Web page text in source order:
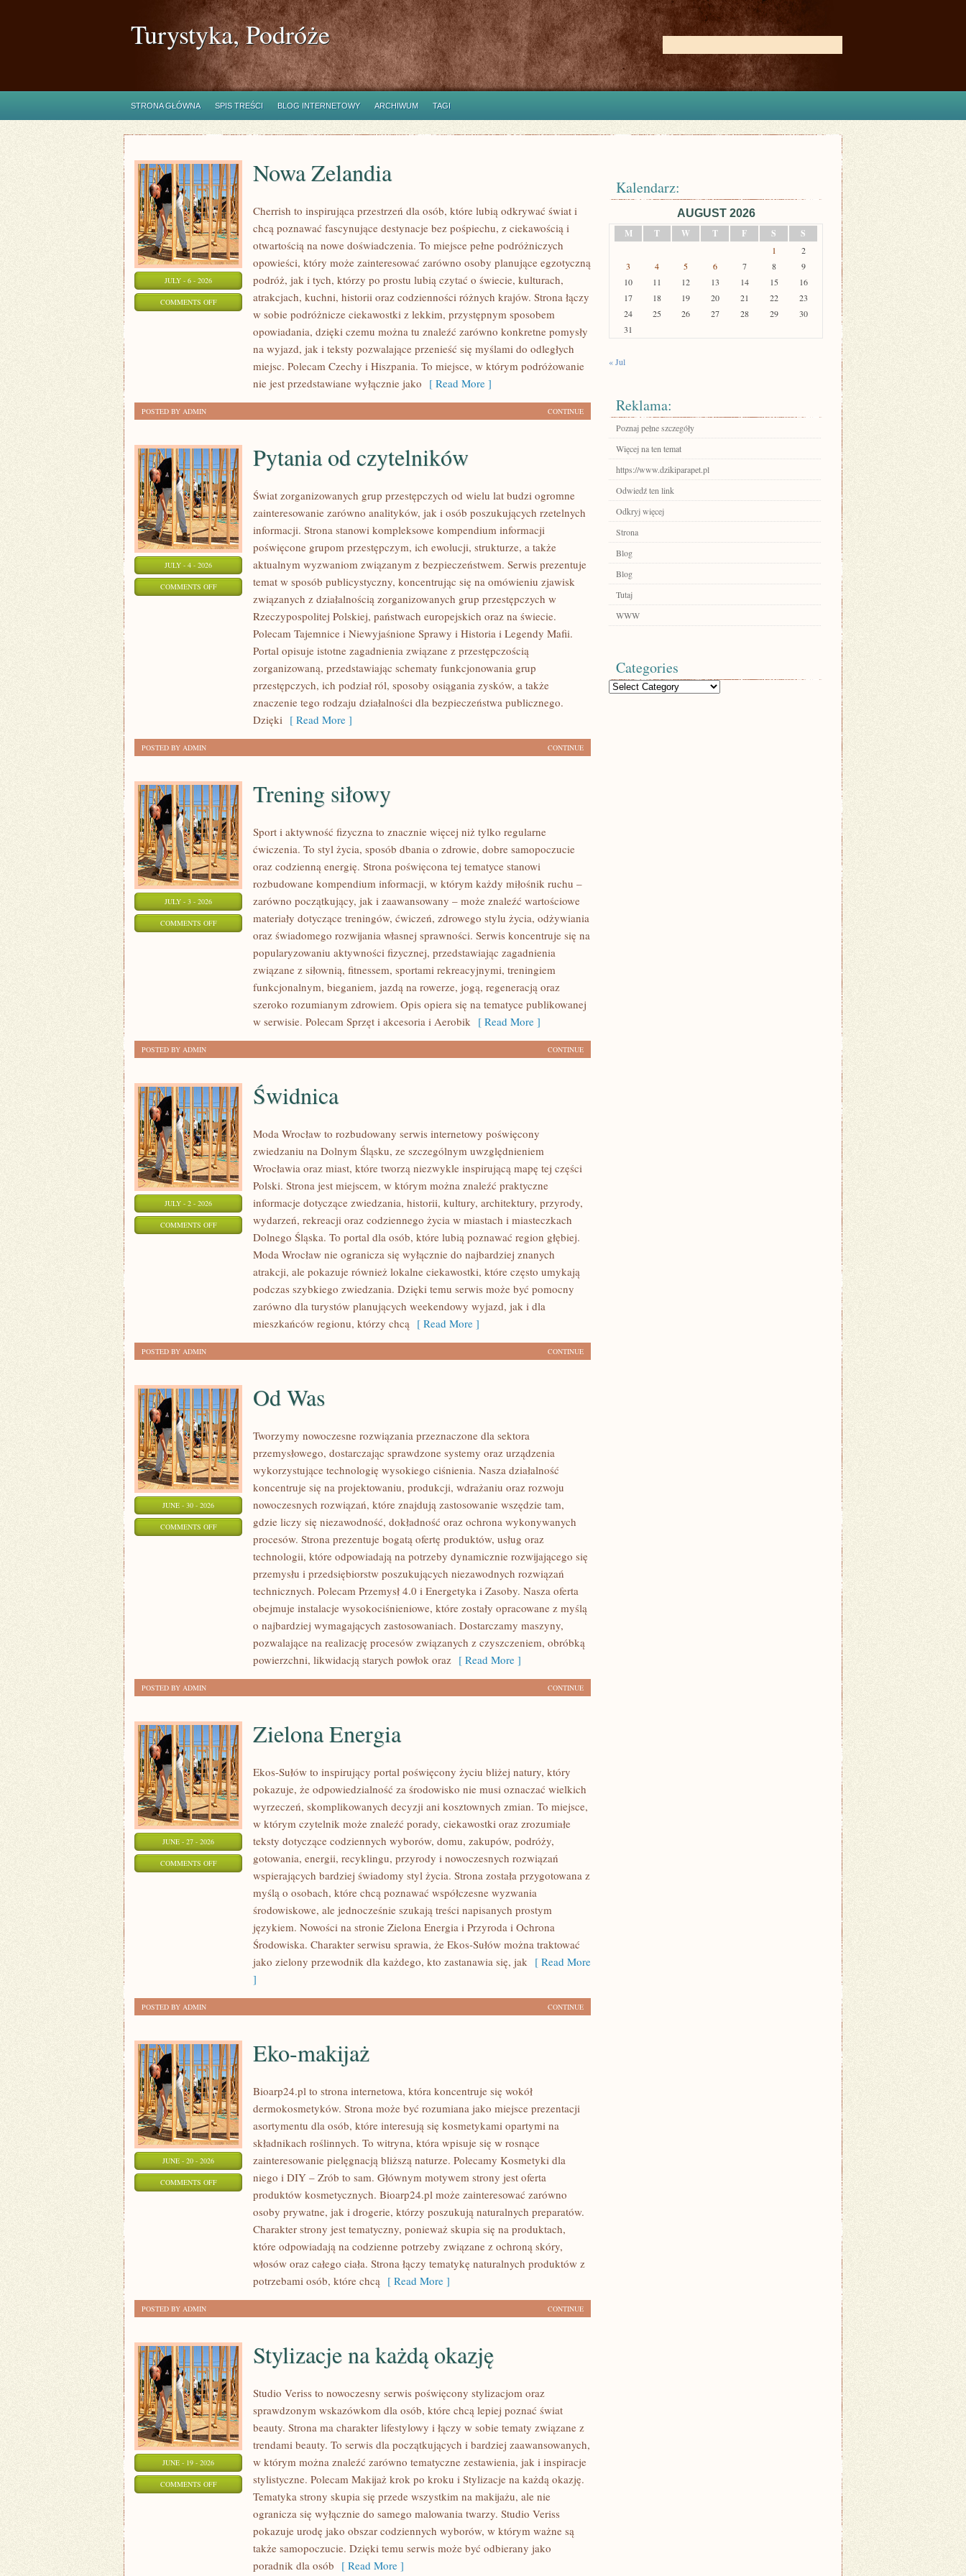
Turystyka, Podróże
STRONA GŁÓWNA SPIS TREŚCI BLOG INTERNETOWY ARCHIWUM TAGI
JULY - 6 - 2026
COMMENTS OFFON
Nowa Zelandia
Cherrish to inspirująca przestrzeń dla osób, które lubią odkrywać świat i
chcą poznawać fascynujące destynacje bez pośpiechu, z ciekawością i
otwartością na nowe doświadczenia. To miejsce pełne podróżniczych
opowieści, który może zainteresować zarówno osoby planujące egzotyczną
podróż, jak i tych, którzy po prostu lubią czytać o świecie, kulturach,
atrakcjach, kuchni, historii oraz codzienności różnych krajów. Strona łączy
w sobie podróżnicze ciekawostki z lekkim, przystępnym sposobem
opowiadania, dzięki czemu można tu znaleźć zarówno konkretne pomysły
na wyjazd, jak i teksty pozwalające przenieść się myślami do odległych
miejsc. Polecam Czechy i Hiszpania. To miejsce, w którym podróżowanie
nie jest przedstawiane wyłącznie jako [ Read More ]
CONTINUE
POSTED BY ADMIN
JULY - 4 - 2026
COMMENTS OFFON
CZYTELNIKÓW
Pytania od czytelników
Świat zorganizowanych grup przestępczych od wielu lat budzi ogromne
zainteresowanie zarówno analityków, jak i osób poszukujących rzetelnych
informacji. Strona stanowi kompleksowe kompendium informacji
poświęcone grupom przestępczym, ich ewolucji, strukturze, a także
aktualnym wyzwaniom związanym z bezpieczeństwem. Serwis prezentuje
temat w sposób publicystyczny, koncentrując się na omówieniu zjawisk
związanych z działalnością zorganizowanych grup przestępczych w
Rzeczypospolitej Polskiej, państwach europejskich oraz na świecie.
Polecam Tajemnice i Niewyjaśnione Sprawy i Historia i Legendy Mafii.
Portal opisuje istotne zagadnienia związane z przestępczością
zorganizowaną, przedstawiając schematy funkcjonowania grup
przestępczych, ich podział ról, sposoby osiągania zysków, a także
znaczenie tego rodzaju działalności dla bezpieczeństwa publicznego.
Dzięki [ Read More ]
CONTINUE
POSTED BY ADMIN
JULY - 3 - 2026
COMMENTS OFFON
Trening siłowy
Sport i aktywność fizyczna to znacznie więcej niż tylko regularne
ćwiczenia. To styl życia, sposób dbania o zdrowie, dobre samopoczucie
oraz codzienną energię. Strona poświęcona tej tematyce stanowi
rozbudowane kompendium informacji, w którym każdy miłośnik ruchu –
zarówno początkujący, jak i zaawansowany – może znaleźć wartościowe
materiały dotyczące treningów, ćwiczeń, zdrowego stylu życia, odżywiania
oraz świadomego rozwijania własnej sprawności. Serwis koncentruje się na
popularyzowaniu aktywności fizycznej, przedstawiając zagadnienia
związane z siłownią, fitnessem, sportami rekreacyjnymi, treningiem
funkcjonalnym, bieganiem, jazdą na rowerze, jogą, regeneracją oraz
szeroko rozumianym zdrowiem. Opis opiera się na tematyce publikowanej
w serwisie. Polecam Sprzęt i akcesoria i Aerobik [ Read More ]
CONTINUE
POSTED BY ADMIN
JULY - 2 - 2026
COMMENTS OFFON
Świdnica
Moda Wrocław to rozbudowany serwis internetowy poświęcony
zwiedzaniu na Dolnym Śląsku, ze szczególnym uwzględnieniem
Wrocławia oraz miast, które tworzą niezwykle inspirującą mapę tej części
Polski. Strona jest miejscem, w którym można znaleźć praktyczne
informacje dotyczące zwiedzania, historii, kultury, architektury, przyrody,
wydarzeń, rekreacji oraz codziennego życia w miastach i miasteczkach
Dolnego Śląska. To portal dla osób, które lubią poznawać region głębiej.
Moda Wrocław nie ogranicza się wyłącznie do najbardziej znanych
atrakcji, ale pokazuje również lokalne ciekawostki, które często umykają
podczas szybkiego zwiedzania. Dzięki temu serwis może być pomocny
zarówno dla turystów planujących weekendowy wyjazd, jak i dla
mieszkańców regionu, którzy chcą [ Read More ]
CONTINUE
POSTED BY ADMIN
JUNE - 30 - 2026
COMMENTS OFFON
Od Was
Tworzymy nowoczesne rozwiązania przeznaczone dla sektora
przemysłowego, dostarczając sprawdzone systemy oraz urządzenia
wykorzystujące technologię wysokiego ciśnienia. Nasza działalność
koncentruje się na projektowaniu, produkcji, wdrażaniu oraz rozwoju
nowoczesnych rozwiązań, które znajdują zastosowanie wszędzie tam,
gdzie liczy się niezawodność, dokładność oraz ochrona wykonywanych
procesów. Strona prezentuje bogatą ofertę produktów, usług oraz
technologii, które odpowiadają na potrzeby dynamicznie rozwijającego się
przemysłu i przedsiębiorstw poszukujących niezawodnych rozwiązań
technicznych. Polecam Przemysł 4.0 i Energetyka i Zasoby. Nasza oferta
obejmuje instalacje wysokociśnieniowe, które zostały opracowane z myślą
o najbardziej wymagających zastosowaniach. Dostarczamy maszyny,
pozwalające na realizację procesów związanych z czyszczeniem, obróbką
powierzchni, likwidacją starych powłok oraz [ Read More ]
CONTINUE
POSTED BY ADMIN
JUNE - 27 - 2026
COMMENTS OFFON
Zielona Energia
Ekos-Sułów to inspirujący portal poświęcony życiu bliżej natury, który
pokazuje, że odpowiedzialność za środowisko nie musi oznaczać wielkich
wyrzeczeń, skomplikowanych decyzji ani kosztownych zmian. To miejsce,
w którym czytelnik może znaleźć porady, ciekawostki oraz zrozumiałe
teksty dotyczące codziennych wyborów, domu, zakupów, podróży,
gotowania, energii, recyklingu, przyrody i nowoczesnych rozwiązań
wspierających bardziej świadomy styl życia. Strona została przygotowana z
myślą o osobach, które chcą poznawać współczesne wyzwania
środowiskowe, ale jednocześnie szukają treści napisanych prostym
językiem. Nowości na stronie Zielona Energia i Przyroda i Ochrona
Środowiska. Charakter serwisu sprawia, że Ekos-Sułów można traktować
jako zielony przewodnik dla każdego, kto zastanawia się, jak [ Read More
]
CONTINUE
POSTED BY ADMIN
JUNE - 20 - 2026
COMMENTS OFFON
Eko-makijaż
Bioarp24.pl to strona internetowa, która koncentruje się wokół
dermokosmetyków. Strona może być rozumiana jako miejsce prezentacji
asortymentu dla osób, które interesują się kosmetykami opartymi na
składnikach roślinnych. To witryna, która wpisuje się w rosnące
zainteresowanie pielęgnacją bliższą naturze. Polecamy Kosmetyki dla
niego i DIY – Zrób to sam. Głównym motywem strony jest oferta
produktów kosmetycznych. Bioarp24.pl może zainteresować zarówno
osoby prywatne, jak i drogerie, którzy poszukują naturalnych preparatów.
Charakter strony jest tematyczny, ponieważ skupia się na produktach,
które odpowiadają na codzienne potrzeby związane z ochroną skóry,
włosów oraz całego ciała. Strona łączy tematykę naturalnych produktów z
potrzebami osób, które chcą [ Read More ]
CONTINUE
POSTED BY ADMIN
JUNE - 19 - 2026
COMMENTS OFFON
STYLIZACJE
Stylizacje na każdą okazję
Studio Veriss to nowoczesny serwis poświęcony stylizacjom oraz
sprawdzonym wskazówkom dla osób, które chcą lepiej poznać świat
beauty. Strona ma charakter lifestylowy i łączy w sobie tematy związane z
trendami beauty. To serwis dla początkujących i bardziej zaawansowanych,
w którym można znaleźć zarówno tematyczne zestawienia, jak i inspiracje
stylistyczne. Polecam Makijaż krok po kroku i Stylizacje na każdą okazję.
Tematyka strony skupia się przede wszystkim na makijażu, ale nie
ogranicza się wyłącznie do samego malowania twarzy. Studio Veriss
pokazuje urodę jako obszar codziennych wyborów, w którym ważne są
także samopoczucie. Dzięki temu serwis może być odbierany jako
poradnik dla osób [ Read More ]
Kalendarz:
AUGUST 2026
M
T W T F S S
1
2
3
4 5 6 7 8
9
10
11 12 13 14 15
16
17
18 19 20 21 22
23
24
25 26 27 28 29
30
31
« Jul
Reklama:
Poznaj pełne szczegóły
Więcej na ten temat
https://www.dzikiparapet.pl
Odwiedź ten link
Odkryj więcej
Strona
Blog
Blog
Tutaj
WWW
Categories
Categories